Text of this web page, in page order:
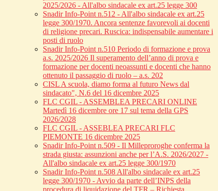
2025/2026 - All'albo sindacale ex art.25 legge 300
Snadir Info-Point n.512 - All'albo sindacale ex art.25
legge 300/1970. Ancora sentenze favorevoli ai docenti
di religione precari. Ruscica: indispensabile aumentare i
posti di ruolo
Snadir Info-Point n.510 Periodo di formazione e prova
a.s. 2025/2026 Il superamento dell’anno di prova e
formazione per docenti neoassunti e docenti che hanno
ottenuto il passaggio di ruolo – a.s. 202
CISL A scuola, diamo forma al futuro News dal
sindacato", N.6 del 16 dicembre 2025
FLC CGIL - ASSEMBLEA PRECARI ONLINE
Martedì 16 dicembre ore 17 sul tema della GPS
2026/2028
FLC CGIL - ASSEBLEA PRECARI FLC
PIEMONTE 16 dicembre 2025
Snadir Info-Point n.509 - Il Milleproroghe conferma la
strada giusta: assunzioni anche per l’A.S. 2026/2027 -
All'albo sindacale ex art.25 legge 300/1970
Snadir Info-Point n.508 All'albo sindacale ex art.25
legge 300/1970 - Avvio da parte dell’INPS della